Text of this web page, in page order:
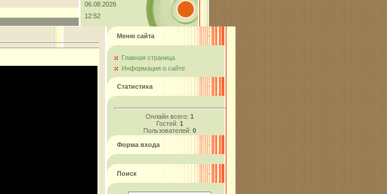
06.08.2026
12:52
Меню сайта
Главная страница
Информация о сайте
Статистика
Онлайн всего: 1
Гостей: 1
Пользователей: 0
Форма входа
Поиск